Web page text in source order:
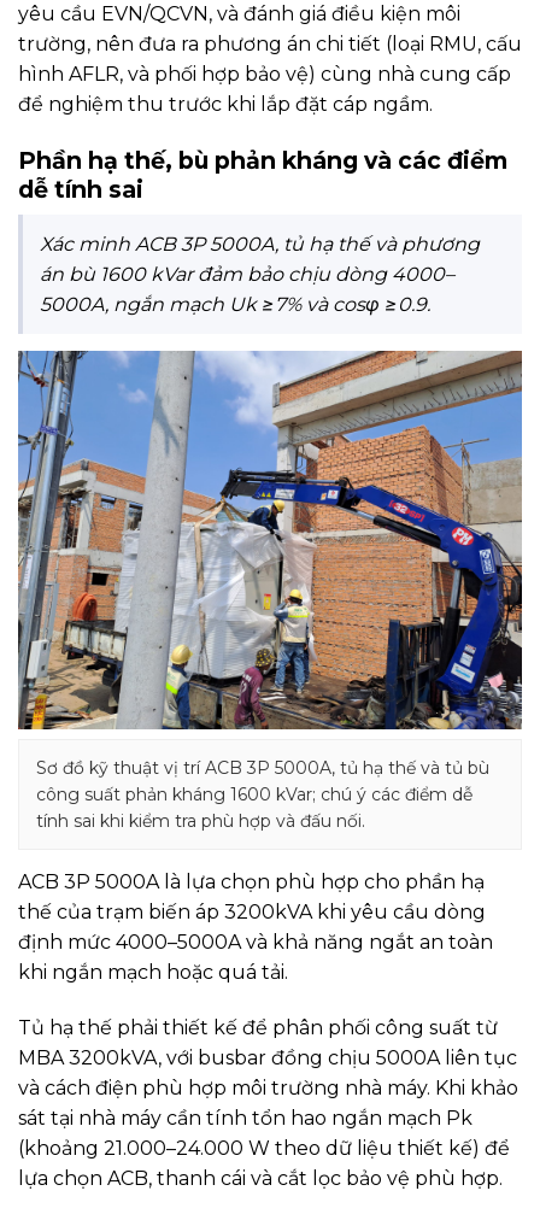
yêu cầu EVN/QCVN, và đánh giá điều kiện môi
trường, nên đưa ra phương án chi tiết (loại RMU, cấu
hình AFLR, và phối hợp bảo vệ) cùng nhà cung cấp
để nghiệm thu trước khi lắp đặt cáp ngầm.
Phần hạ thế, bù phản kháng và các điểm
dễ tính sai
Xác minh ACB 3P 5000A, tủ hạ thế và phương
án bù 1600 kVar đảm bảo chịu dòng 4000–
5000A, ngắn mạch Uk ≥7% và cosφ ≥0.9.
Sơ đồ kỹ thuật vị trí ACB 3P 5000A, tủ hạ thế và tủ bù
công suất phản kháng 1600 kVar; chú ý các điểm dễ
tính sai khi kiểm tra phù hợp và đấu nối.
ACB 3P 5000A là lựa chọn phù hợp cho phần hạ
thế của trạm biến áp 3200kVA khi yêu cầu dòng
định mức 4000–5000A và khả năng ngắt an toàn
khi ngắn mạch hoặc quá tải.
Tủ hạ thế phải thiết kế để phân phối công suất từ
MBA 3200kVA, với busbar đồng chịu 5000A liên tục
và cách điện phù hợp môi trường nhà máy. Khi khảo
sát tại nhà máy cần tính tổn hao ngắn mạch Pk
(khoảng 21.000–24.000 W theo dữ liệu thiết kế) để
lựa chọn ACB, thanh cái và cắt lọc bảo vệ phù hợp.